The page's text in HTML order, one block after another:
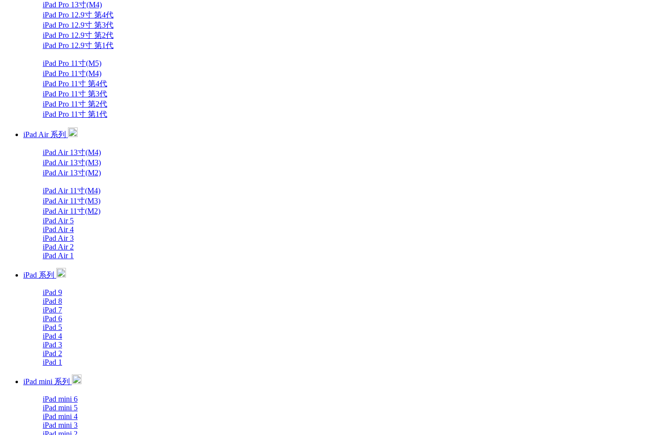
iPad Pro 13寸(M4)
iPad Pro 12.9寸 第4代
iPad Pro 12.9寸 第3代
iPad Pro 12.9寸 第2代
iPad Pro 12.9寸 第1代
iPad Pro 11寸(M5)
iPad Pro 11寸(M4)
iPad Pro 11寸 第4代
iPad Pro 11寸 第3代
iPad Pro 11寸 第2代
iPad Pro 11寸 第1代
iPad Air 系列
iPad Air 13寸(M4)
iPad Air 13寸(M3)
iPad Air 13寸(M2)
iPad Air 11寸(M4)
iPad Air 11寸(M3)
iPad Air 11寸(M2)
iPad Air 5
iPad Air 4
iPad Air 3
iPad Air 2
iPad Air 1
iPad 系列
iPad 9
iPad 8
iPad 7
iPad 6
iPad 5
iPad 4
iPad 3
iPad 2
iPad 1
iPad mini 系列
iPad mini 6
iPad mini 5
iPad mini 4
iPad mini 3